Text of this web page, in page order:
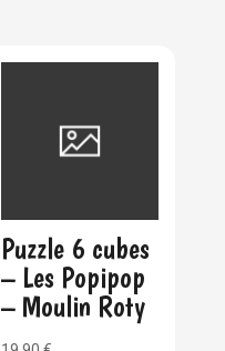
Puzzle 6 cubes
– Les Popipop
– Moulin Roty